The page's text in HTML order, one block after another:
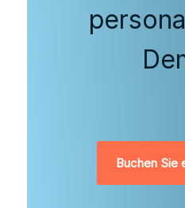
Buchen Sie